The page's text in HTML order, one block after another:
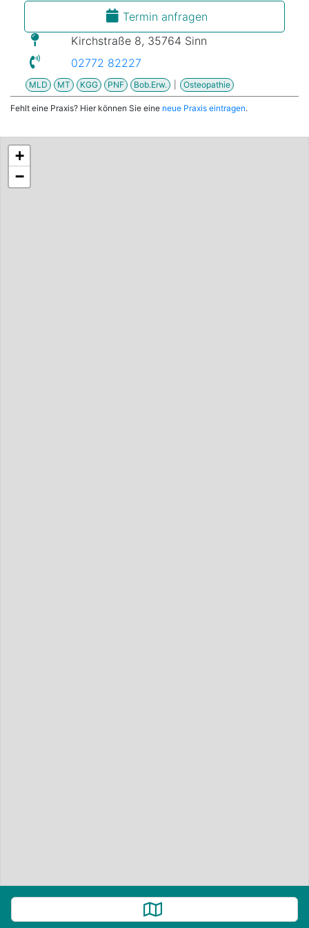
Termin anfragen
Kirchstraße 8, 35764 Sinn
02772 82227
MLD MT KGG PNF Bob.Erw. Osteopathie
Fehlt eine Praxis? Hier können Sie eine neue Praxis eintragen.
+
−